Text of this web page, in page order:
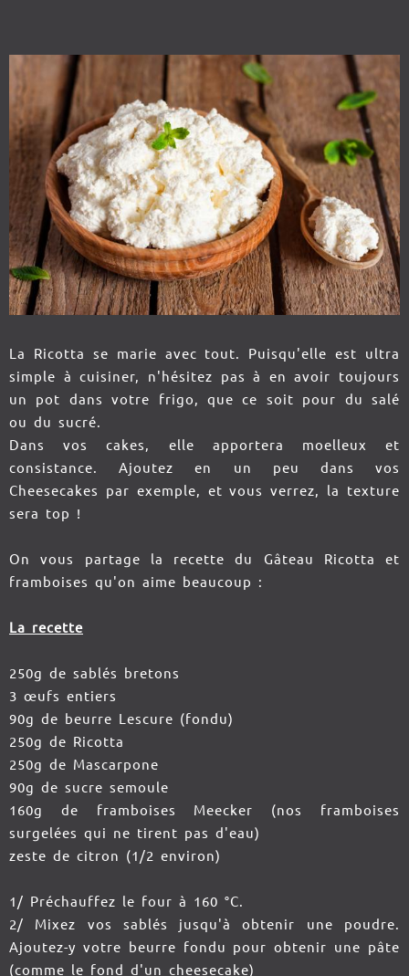
La Ricotta se marie avec tout. Puisqu'elle est ultra
simple à cuisiner, n'hésitez pas à en avoir toujours
un pot dans votre frigo, que ce soit pour du salé
ou du sucré.
Dans vos cakes, elle apportera moelleux et
consistance. Ajoutez en un peu dans vos
Cheesecakes par exemple, et vous verrez, la texture
sera top !
On vous partage la recette du Gâteau Ricotta et
framboises qu'on aime beaucoup :
La recette
250g de sablés bretons
3 œufs entiers
90g de beurre Lescure (fondu)
250g de Ricotta
250g de Mascarpone
90g de sucre semoule
160g de framboises Meecker (nos framboises
surgelées qui ne tirent pas d'eau)
zeste de citron (1/2 environ)
1/ Préchauffez le four à 160 °C.
2/ Mixez vos sablés jusqu'à obtenir une poudre.
Ajoutez-y votre beurre fondu pour obtenir une pâte
(comme le fond d'un cheesecake)